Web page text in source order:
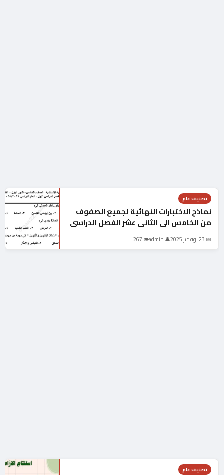
تصنيف عام
نماذج الاختبارات النهائية لجميع الصفوف
من الخامس الى الثاني عشر الفصل الدراسي
الاول لعمر العزري لعام 2025-2026
📅 23 نوفمبر 2025 👤 admin
👁 267
تصنيف عام